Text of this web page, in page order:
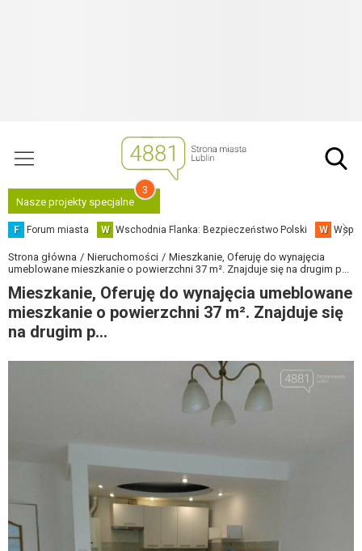
Nasze projekty specjalne
3
F Forum miasta W Wschodnia Flanka: Bezpieczeństwo Polski W
Strona główna Nieruchomości
Mieszkanie, Oferuję do wynajęcia
umeblowane mieszkanie o powierzchni 37 m². Znajduje się na drugim p...
Mieszkanie, Oferuję do wynajęcia umeblowane
mieszkanie o powierzchni 37 m². Znajduje się
na drugim p...